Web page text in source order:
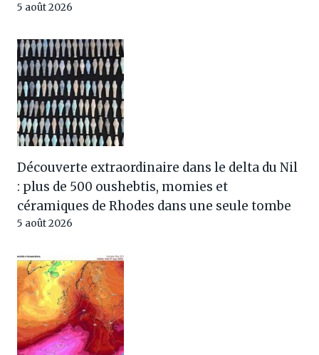
5 août 2026
Découverte extraordinaire dans le delta du Nil
: plus de 500 oushebtis, momies et
céramiques de Rhodes dans une seule tombe
5 août 2026